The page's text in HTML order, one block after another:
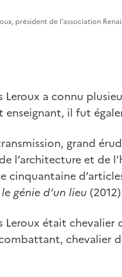
président de l'association
Leroux a connu
enseignant, il fut
grand
l’architecture et de
cinquantaine
génie d’un lieu
Leroux était
chevalier